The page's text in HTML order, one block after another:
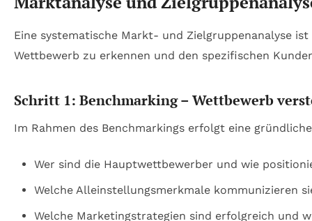
Eine systematische Markt- und Zielgruppenanalyse
Wettbewerb zu erkennen und den spezifischen
Schritt 1: Benchmarking – Wettbewerb
Im Rahmen des Benchmarkings erfolgt eine
Wer sind die Hauptwettbewerber und wie
Welche Alleinstellungsmerkmale kommunizieren
Welche Marketingstrategien sind erfolgreich und